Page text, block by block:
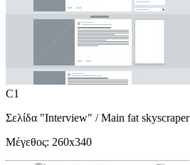
C1
Σελίδα "Interview" / Main fat skyscraper
Μέγεθος: 260x340